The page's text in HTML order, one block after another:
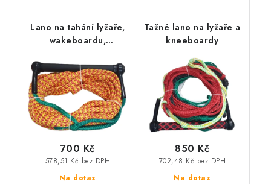
Lano na tahání lyžaře,
wakeboardu,
Na dotaz
578,51 Kč bez DPH
700 Kč
Tažné lano na lyžaře a
kneeboardy
Na dotaz
702,48 Kč bez DPH
850 Kč